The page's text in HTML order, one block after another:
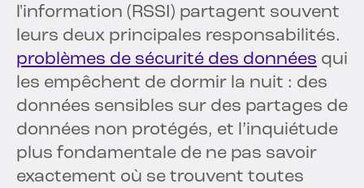
l'information (RSSI) partagent souvent
leurs deux principales responsabilités.
problèmes de sécurité des données qui
les empêchent de dormir la nuit : des
données sensibles sur des partages de
données non protégés, et l’inquiétude
plus fondamentale de ne pas savoir
exactement où se trouvent toutes